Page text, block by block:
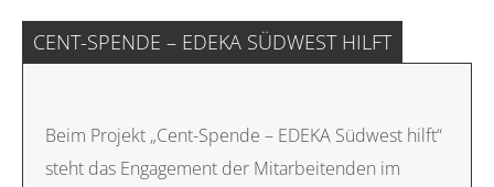
CENT-SPENDE – EDEKA SÜDWEST HILFT
Beim Projekt „Cent-Spende – EDEKA Südwest hilft“
steht das Engagement der Mitarbeitenden im